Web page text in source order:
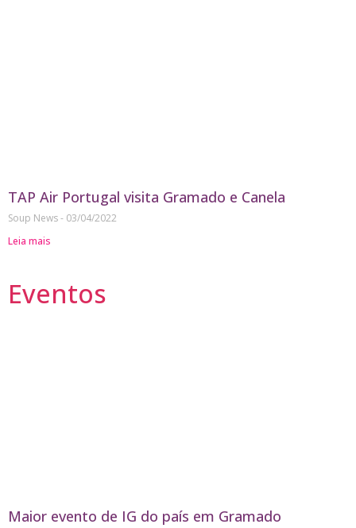
TAP Air Portugal visita Gramado e Canela
Soup News
03/04/2022
Leia mais
Eventos
Maior evento de IG do país em Gramado